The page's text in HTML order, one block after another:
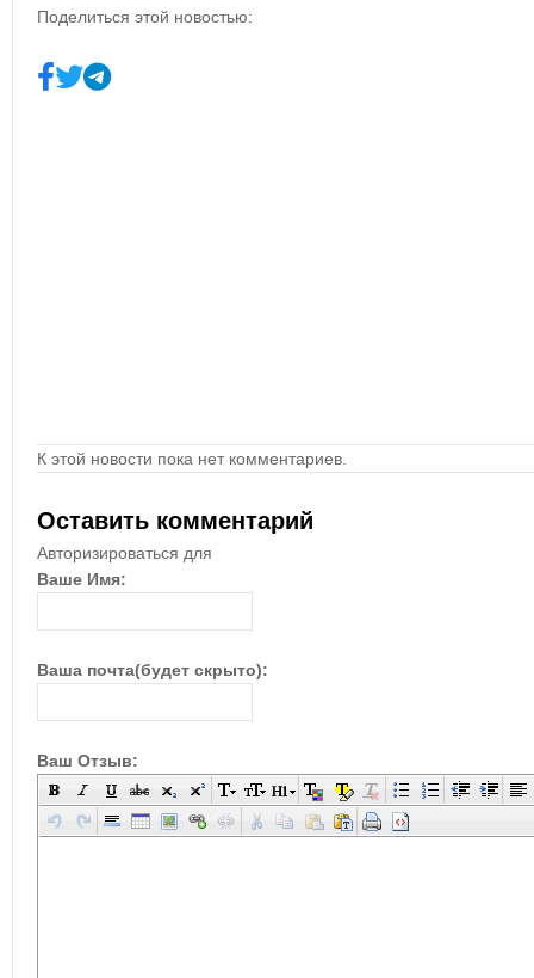
Поделиться этой новостью:
К этой новости пока нет комментариев.
Оставить комментарий
Авторизироваться для
Ваше Имя:
Ваша почта(будет скрыто):
Ваш Отзыв: